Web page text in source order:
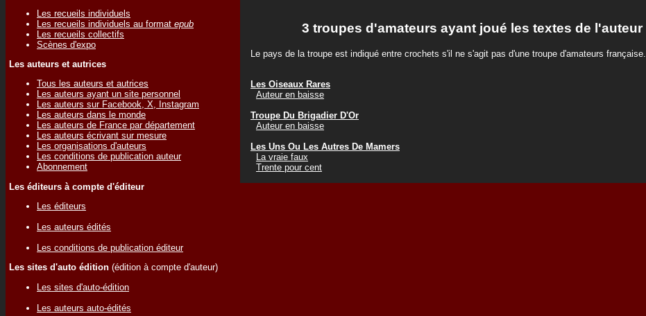
Les recueils individuels
Les recueils individuels au format epub
Les recueils collectifs
Scènes d'expo
Les auteurs et autrices
Tous les auteurs et autrices
Les auteurs ayant un site personnel
Les auteurs sur Facebook, X, Instagram
Les auteurs dans le monde
Les auteurs de France par département
Les auteurs écrivant sur mesure
Les organisations d'auteurs
Les conditions de publication auteur
Abonnement
Les éditeurs à compte d'éditeur
Les éditeurs
Les auteurs édités
Les conditions de publication éditeur
Les sites d'auto édition (édition à compte d'auteur)
Les sites d'auto-édition
Les auteurs auto-édités
3 troupes d'amateurs ayant joué les textes de l'auteur
Le pays de la troupe est indiqué entre crochets s'il ne s'agit pas d'une troupe d'amateurs française.
Les Oiseaux Rares
Auteur en baisse
Troupe Du Brigadier D'Or
Auteur en baisse
Les Uns Ou Les Autres De Mamers
La vraie faux
Trente pour cent